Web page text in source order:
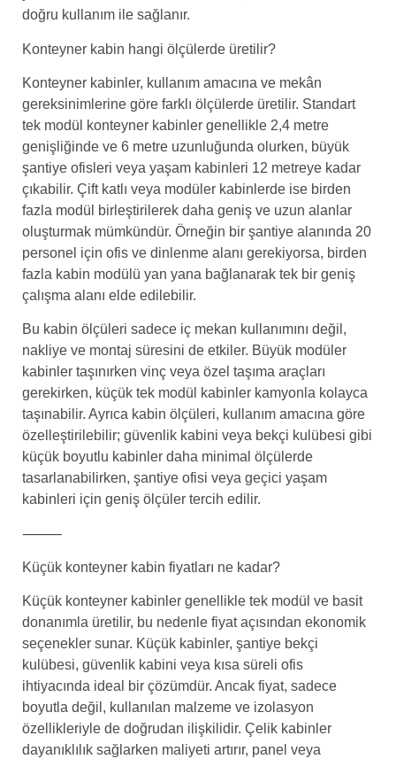
doğru kullanım ile sağlanır.
Konteyner kabin hangi ölçülerde üretilir?
Konteyner kabinler, kullanım amacına ve mekân
gereksinimlerine göre farklı ölçülerde üretilir. Standart
tek modül konteyner kabinler genellikle 2,4 metre
genişliğinde ve 6 metre uzunluğunda olurken, büyük
şantiye ofisleri veya yaşam kabinleri 12 metreye kadar
çıkabilir. Çift katlı veya modüler kabinlerde ise birden
fazla modül birleştirilerek daha geniş ve uzun alanlar
oluşturmak mümkündür. Örneğin bir şantiye alanında 20
personel için ofis ve dinlenme alanı gerekiyorsa, birden
fazla kabin modülü yan yana bağlanarak tek bir geniş
çalışma alanı elde edilebilir.
Bu kabin ölçüleri sadece iç mekan kullanımını değil,
nakliye ve montaj süresini de etkiler. Büyük modüler
kabinler taşınırken vinç veya özel taşıma araçları
gerekirken, küçük tek modül kabinler kamyonla kolayca
taşınabilir. Ayrıca kabin ölçüleri, kullanım amacına göre
özelleştirilebilir; güvenlik kabini veya bekçi kulübesi gibi
küçük boyutlu kabinler daha minimal ölçülerde
tasarlanabilirken, şantiye ofisi veya geçici yaşam
kabinleri için geniş ölçüler tercih edilir.
⸻
Küçük konteyner kabin fiyatları ne kadar?
Küçük konteyner kabinler genellikle tek modül ve basit
donanımla üretilir, bu nedenle fiyat açısından ekonomik
seçenekler sunar. Küçük kabinler, şantiye bekçi
kulübesi, güvenlik kabini veya kısa süreli ofis
ihtiyacında ideal bir çözümdür. Ancak fiyat, sadece
boyutla değil, kullanılan malzeme ve izolasyon
özellikleriyle de doğrudan ilişkilidir. Çelik kabinler
dayanıklılık sağlarken maliyeti artırır, panel veya